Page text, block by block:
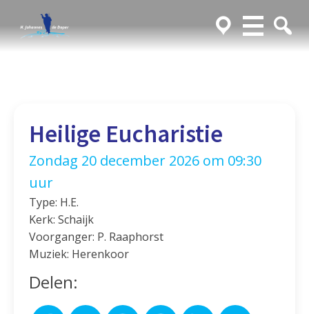
Heilige Eucharistie
Zondag 20 december 2026 om 09:30
uur
Type: H.E.
Kerk: Schaijk
Voorganger: P. Raaphorst
Muziek: Herenkoor
Delen: